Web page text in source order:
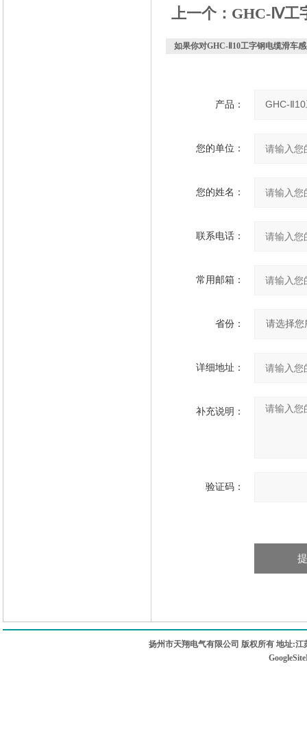
上一个： GHC-Ⅳ工
如果你对GHC-Ⅱ10工字钢电缆滑车
产品：
您的单位：
您的姓名：
联系电话：
常用邮箱：
省份：
详细地址：
补充说明：
验证码：
扬州市天翔电气有限公司 版权所有 地址: